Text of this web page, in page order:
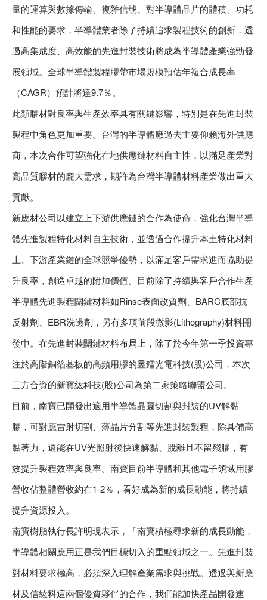
量的運算與數據傳輸、複雜信號、對半導體晶片的體積、功耗
和性能的要求，半導體業者除了持續追求製程技術的創新，透
過高集成度、高效能的先進封裝技術將成為半導體產業強勁發
展領域。全球半導體製程膠帶市場規模預估年複合成長率
（CAGR）預計將達9.7％。
此類膠材對良率與生產效率具有關鍵影響，特別是在先進封裝
製程中角色更加重要。台灣的半導體廠過去主要仰賴海外供應
商，本次合作可望強化在地供應鏈材料自主性，以滿足產業對
高品質膠材的龐大需求，期許為台灣半導體材料產業做出重大
貢獻。
新應材公司以建立上下游供應鏈的合作為使命，強化台灣半導
體先進製程特化材料自主技術，並透過合作提升本土特化材料
上、下游產業鏈的全球競爭優勢，以滿足客戶需求進而協助提
升良率，創造卓越的附加價值。目前除了持續與客戶合作生產
半導體先進製程關鍵材料如Rinse表面改質劑、BARC底部抗
反射劑、EBR洗邊劑，另有多項前段微影(Lithography)材料開
發中。在先進封裝關鍵材料布局上，除了於今年第一季投資專
注於高階銅箔基板的高頻用膠的昱鐳光電科技(股)公司，本次
三方合資的新寳紘科技(股)公司為第二家策略聯盟公司。
目前，南寶已開發出適用半導體晶圓切割與封裝的UV解黏
膠，可對應雷射切割、薄晶片分割等先進封裝製程，除具備高
黏著力，還能在UV光照射後快速解黏、脫離且不留殘膠，有
效提升製程效率與良率。南寶目前半導體和其他電子領域用膠
營收佔整體營收約在1-2％，看好成為新的成長動能，將持續
提升資源投入。
南寶樹脂執行長許明現表示，「南寶積極尋求新的成長動能，
半導體相關應用正是我們目標切入的重點領域之一。先進封裝
對材料要求極高，必須深入理解產業需求與挑戰。透過與新應
材及信紘科這兩個優質夥伴的合作，我們能加快產品開發速